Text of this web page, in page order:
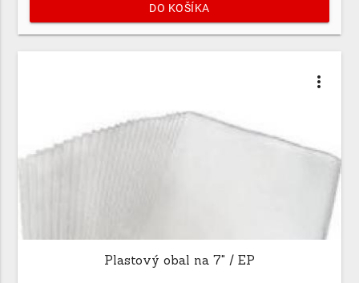
DO KOŠÍKA
more_vert
Plastový obal na 7" / EP